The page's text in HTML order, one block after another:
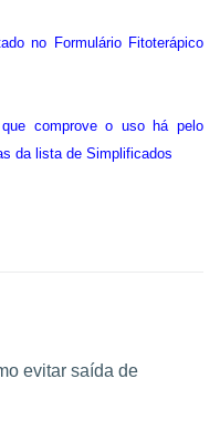
no Formulário Fitoterápico
comprove o uso há pelo
da lista de Simplificados
evitar saída de